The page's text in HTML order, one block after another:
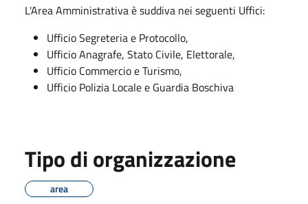
L'Area Amministrativa è suddiva nei seguenti Uffici:
Ufficio Segreteria e Protocollo,
Ufficio Anagrafe, Stato Civile, Elettorale,
Ufficio Commercio e Turismo,
Ufficio Polizia Locale e Guardia Boschiva
Tipo di organizzazione
area